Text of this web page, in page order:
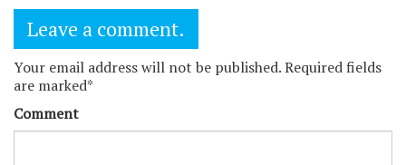
Leave a comment.
Your email address will not be published. Required fields
are marked*
Comment